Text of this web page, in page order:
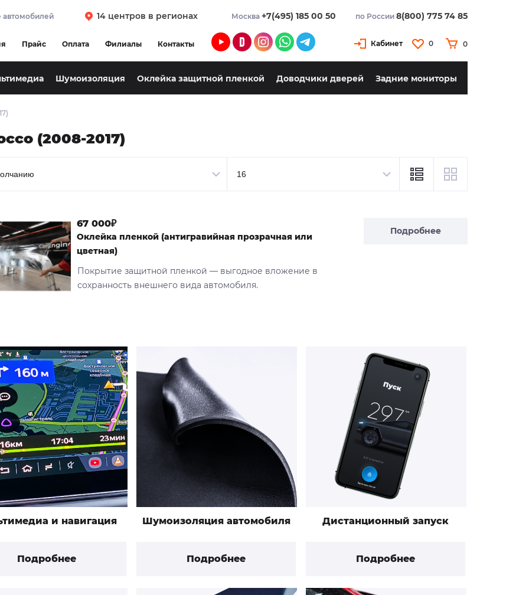
14 центров в регионах Москва +7(495) 185 00 50 по России 8(800) 775 74 85
Прайс Оплата Филиалы Контакты Кабинет 0 0
Шумоизоляция Оклейка защитной пленкой Доводчики дверей Задние мониторы
(2008-2017)
Подробнее
67 000₽
Оклейка пленкой (антигравийная прозрачная или
цветная)
Покрытие защитной пленкой — выгодное вложение в
сохранность внешнего вида автомобиля.
и навигация
Подробнее
Шумоизоляция автомобиля
Подробнее
Дистанционный запуск
Подробнее